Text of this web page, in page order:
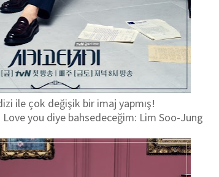
ile çok değişik bir imaj yapmış!
Love you diye bahsedeceğim: Lim Soo-Jung